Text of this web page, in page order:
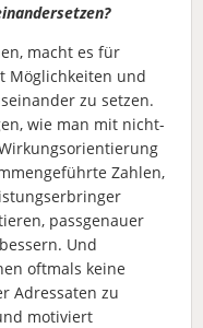
macht es für
Möglichkeiten und
zu setzen.
wie man mit nicht-
Zahlen,
passgenauer
Und
oftmals keine
Adressaten zu
motiviert